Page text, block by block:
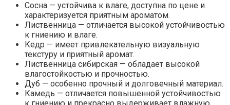
Сосна — устойчива к влаге, доступна по цене и
характеризуется приятным ароматом.
Лиственница — отличается высокой устойчивостью
к гниению и влаге.
Кедр — имеет привлекательную визуальную
текстуру и приятный аромат.
Лиственница сибирская — обладает высокой
влагостойкостью и прочностью.
Дуб — особенно прочный и долговечный материал.
Камедь — отличается повышенной устойчивостью